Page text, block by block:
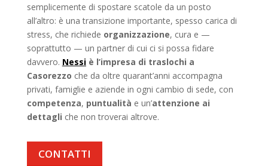
semplicemente di spostare scatole da un posto
all’altro: è una transizione importante, spesso carica di
stress, che richiede organizzazione, cura e —
soprattutto — un partner di cui ci si possa fidare
davvero. Nessiè l’impresa di traslochi a
Casorezzo che da oltre quarant’anni accompagna
privati, famiglie e aziende in ogni cambio di sede, con
competenza, puntualità e un’attenzione ai
dettagli che non troverai altrove.
CONTATTI